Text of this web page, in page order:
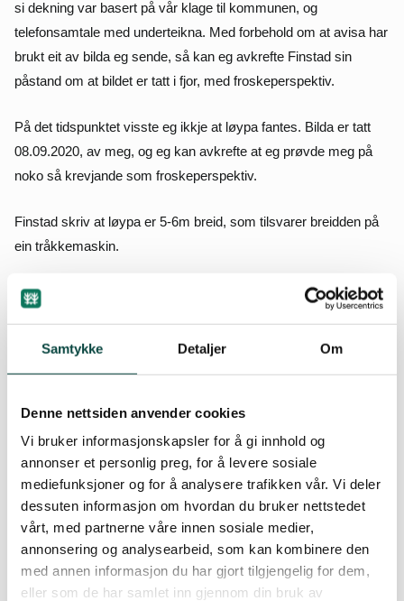
Samtykke Detaljer Om
Denne nettsiden anvender cookies
Vi bruker informasjonskapsler for å gi innhold og
annonser et personlig preg, for å levere sosiale
mediefunksjoner og for å analysere trafikken vår. Vi deler
dessuten informasjon om hvordan du bruker nettstedet
vårt, med partnerne våre innen sosiale medier,
annonsering og analysearbeid, som kan kombinere den
med annen informasjon du har gjort tilgjengelig for dem,
eller som de har samlet inn gjennom din bruk av
si dekning var basert på vår klage til kommunen, og
telefonsamtale med underteikna. Med forbehold om at avisa har
brukt eit av bilda eg sende, så kan eg avkrefte Finstad sin
påstand om at bildet er tatt i fjor, med froskeperspektiv.
På det tidspunktet visste eg ikkje at løypa fantes. Bilda er tatt
08.09.2020, av meg, og eg kan avkrefte at eg prøvde meg på
noko så krevjande som froskeperspektiv.
Finstad skriv at løypa er 5-6m breid, som tilsvarer breidden på
ein tråkkemaskin.
Det er her eg ramlar av lasset. Eg må spørre om Rollag
kanskje at ein meter er 100 tommar, eller har de elastiske
meir om ei enkel landingsstripe for fly, enn ei enkel skiløype.
Han skriv vidare at det er krevjande med gravemaskin i myr.
Det er eg einig i. Gravemaskin skal ikkje ut i myr. Myr er ein
verdifull naturtype. Den er ein viktig levestad for planter og dyr.
Den fungerer som ein svamp, som suger opp vatn når det er
overflod, og gir i fra seg vatn under tørre periodar. Den er og ein
viktig karbonbindar som har samla karbon i tusenvis av år.